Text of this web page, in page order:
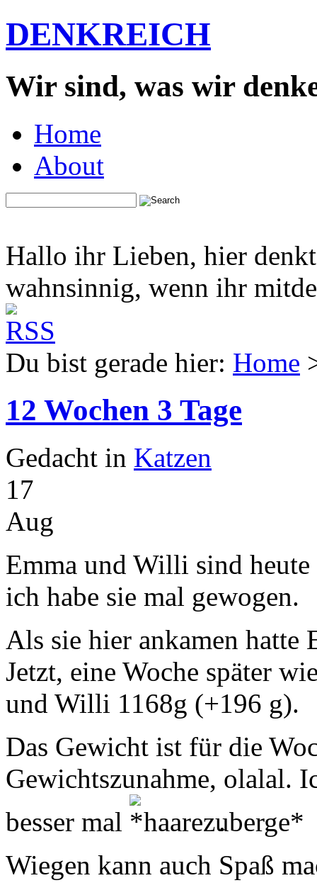
DENKREICH
Wir sind, was wir
Home
About
Hallo ihr Lieben, hier
wahnsinnig, wenn ihr
Du bist gerade hier: Home
12 Wochen 3 Tage
Gedacht in Katzen
17
Aug
Emma und Willi sind
ich habe sie mal gewogen.
Als sie hier ankamen
Jetzt, eine Woche später
und Willi 1168g (+196 g).
Das Gewicht ist für die
Gewichtszunahme, olalal.
besser mal
.
Wiegen kann auch Spaß